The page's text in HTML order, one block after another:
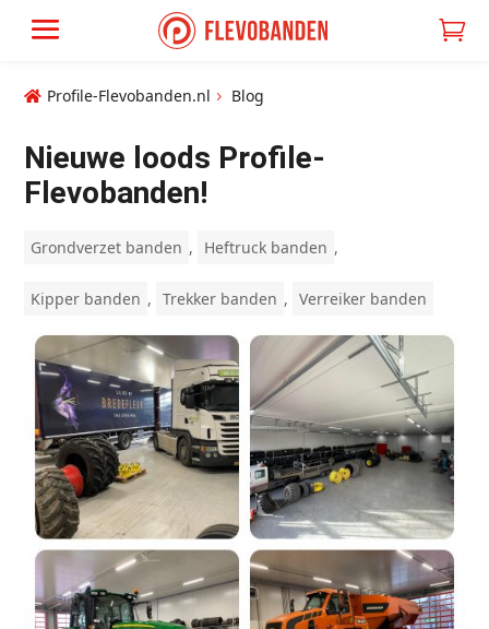

 Profile-Flevobanden.nl 5 Blog
Nieuwe loods Profile-
Flevobanden!
Grondverzet banden , Heftruck banden ,
Kipper banden , Trekker banden , Verreiker banden